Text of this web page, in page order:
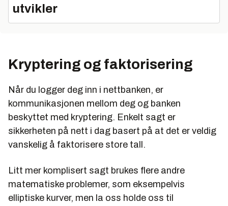
utvikler
Kryptering og faktorisering
Når du logger deg inn i nettbanken, er
kommunikasjonen mellom deg og banken
beskyttet med kryptering. Enkelt sagt er
sikkerheten på nett i dag basert på at det er veldig
vanskelig å faktorisere store tall.
Litt mer komplisert sagt brukes flere andre
matematiske problemer, som eksempelvis
elliptiske kurver, men la oss holde oss til